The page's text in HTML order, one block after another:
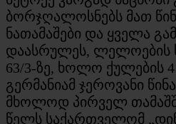
ბორჯღალოსნებს მათ
ნათამაშები და ყველა
დაასრულეს, ლელოების
63/3-ზე, ხოლო ქულების
გერმანიამ ჯეროვანი
მხოლოდ პირველ
წელს საქართველომ